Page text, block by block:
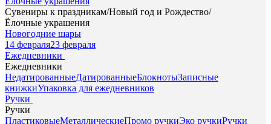
Сувениры к праздникам/Новый год и Рождество/
Ёлочные украшения
Новогодние шары
14 февраля23 февраля
Ежедневники
Ежедневники
НедатированныеДатированныеБлокнотыЗаписные
книжкиУпаковка для ежедневников
Ручки
Ручки
ПластиковыеМеталлическиеПромо ручкиЭко ручкиРучки